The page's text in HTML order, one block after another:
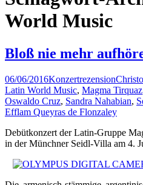
World Music
Bloß nie mehr
06/06/2016Konzertrezension
Latin World Music, Magma Tirquaz
Oswaldo Cruz, Sandra Nahabian,
Efflam Queyras de Flonzaley
Debütkonzert der Latin-Gruppe
in der Münchner Seidl-Villa am 4.